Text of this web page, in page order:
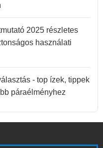
2025 részletes
használati
- top ízek, tippek
páraélményhez